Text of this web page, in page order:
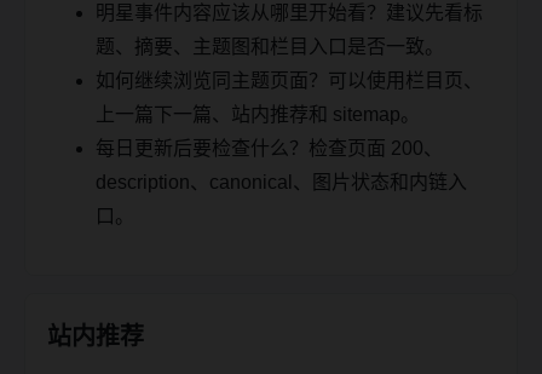
明星事件内容应该从哪里开始看？建议先看标
题、摘要、主题图和栏目入口是否一致。
如何继续浏览同主题页面？可以使用栏目页、
上一篇下一篇、站内推荐和 sitemap。
每日更新后要检查什么？检查页面 200、
description、canonical、图片状态和内链入
口。
站内推荐